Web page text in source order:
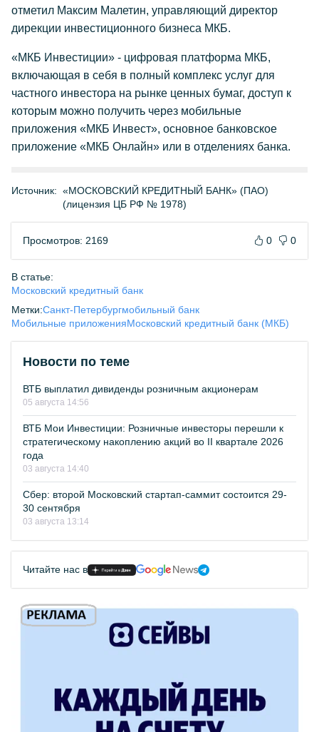
отметил Максим Малетин, управляющий директор
дирекции инвестиционного бизнеса МКБ.
«МКБ Инвестиции» - цифровая платформа МКБ,
включающая в себя в полный комплекс услуг для
частного инвестора на рынке ценных бумаг, доступ к
которым можно получить через мобильные
приложения «МКБ Инвест», основное банковское
приложение «МКБ Онлайн» или в отделениях банка.
Источник: «МОСКОВСКИЙ КРЕДИТНЫЙ БАНК» (ПАО)
(лицензия ЦБ РФ № 1978)
Просмотров: 2169 0 0
В статье:
Московский кредитный банк
Метки:Санкт-Петербургмобильный банк
Мобильные приложенияМосковский кредитный банк (МКБ)
Новости по теме
ВТБ выплатил дивиденды розничным акционерам
05 августа 14:56
ВТБ Мои Инвестиции: Розничные инвесторы перешли к
стратегическому накоплению акций во II квартале 2026
года
03 августа 14:40
Сбер: второй Московский стартап-саммит состоится 29-
30 сентября
03 августа 13:14
Читайте нас в